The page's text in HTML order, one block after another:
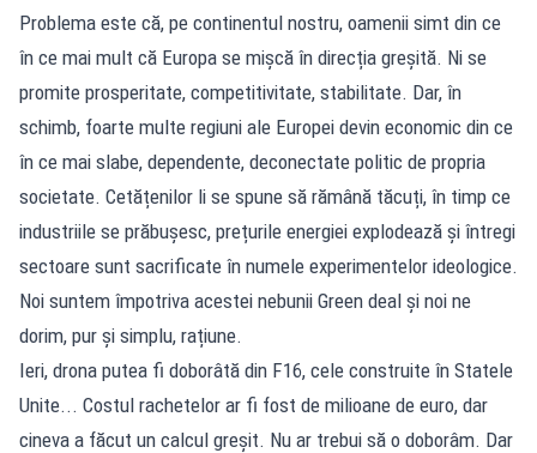
Problema este că, pe continentul nostru, oamenii simt din ce
în ce mai mult că Europa se mișcă în direcția greșită. Ni se
promite prosperitate, competitivitate, stabilitate. Dar, în
schimb, foarte multe regiuni ale Europei devin economic din ce
în ce mai slabe, dependente, deconectate politic de propria
societate. Cetățenilor li se spune să rămână tăcuți, în timp ce
industriile se prăbușesc, prețurile energiei explodează și întregi
sectoare sunt sacrificate în numele experimentelor ideologice.
Noi suntem împotriva acestei nebunii Green deal și noi ne
dorim, pur și simplu, rațiune.
Ieri, drona putea fi doborâtă din F16, cele construite în Statele
Unite... Costul rachetelor ar fi fost de milioane de euro, dar
cineva a făcut un calcul greșit. Nu ar trebui să o doborâm. Dar